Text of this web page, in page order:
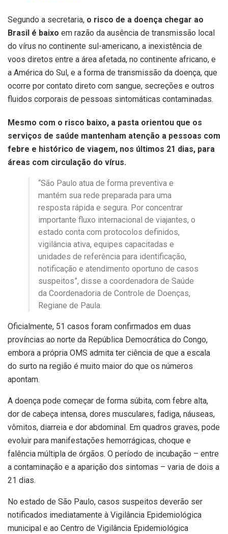
Segundo a secretaria, o risco de a doença chegar ao
Brasil é baixo em razão da ausência de transmissão local
do vírus no continente sul-americano, a inexistência de
voos diretos entre a área afetada, no continente africano, e
a América do Sul, e a forma de transmissão da doença, que
ocorre por contato direto com sangue, secreções e outros
fluidos corporais de pessoas sintomáticas contaminadas.
Mesmo com o risco baixo, a pasta orientou que os
serviços de saúde mantenham atenção a pessoas com
febre e histórico de viagem, nos últimos 21 dias, para
áreas com circulação do vírus.
“São Paulo atua de forma preventiva e
mantém sua rede preparada para uma
resposta rápida e segura. Por concentrar
importante fluxo internacional de viajantes, o
estado conta com protocolos definidos,
vigilância ativa, equipes capacitadas e
unidades de referência para identificação,
notificação e atendimento oportuno de casos
suspeitos”, disse a coordenadora de Saúde
da Coordenadoria de Controle de Doenças,
Regiane de Paula.
Oficialmente, 51 casos foram confirmados em duas
províncias ao norte da República Democrática do Congo,
embora a própria OMS admita ter ciência de que a escala
do surto na região é muito maior do que os números
apontam.
A doença pode começar de forma súbita, com febre alta,
dor de cabeça intensa, dores musculares, fadiga, náuseas,
vômitos, diarreia e dor abdominal. Em quadros graves, pode
evoluir para manifestações hemorrágicas, choque e
falência múltipla de órgãos. O período de incubação – entre
a contaminação e a aparição dos sintomas – varia de dois a
21 dias.
No estado de São Paulo, casos suspeitos deverão ser
notificados imediatamente à Vigilância Epidemiológica
municipal e ao Centro de Vigilância Epidemiológica